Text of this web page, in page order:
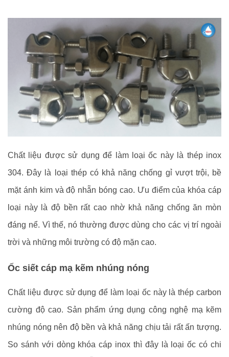
Chất liệu được sử dụng để làm loại ốc này là thép inox
304. Đây là loại thép có khả năng chống gỉ vượt trội, bề
mặt ánh kim và độ nhẵn bóng cao. Ưu điểm của khóa cáp
loại này là độ bền rất cao nhờ khả năng chống ăn mòn
đáng nể. Vì thế, nó thường được dùng cho các vị trí ngoài
trời và những môi trường có độ mặn cao.
Ốc siết cáp mạ kẽm nhúng nóng
Chất liệu được sử dụng để làm loại ốc này là thép carbon
cường độ cao. Sản phẩm ứng dụng công nghệ mạ kẽm
nhúng nóng nên độ bền và khả năng chịu tải rất ấn tượng.
So sánh với dòng khóa cáp inox thì đây là loại ốc có chi